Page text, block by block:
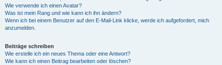
Wie verwende ich einen Avatar?
Was ist mein Rang und wie kann ich ihn ändern?
Wenn ich bei einem Benutzer auf den E-Mail-Link klicke, werde ich aufgefordert, mich
anzumelden.
Beiträge schreiben
Wie erstelle ich ein neues Thema oder eine Antwort?
Wie kann ich einen Beitrag bearbeiten oder löschen?